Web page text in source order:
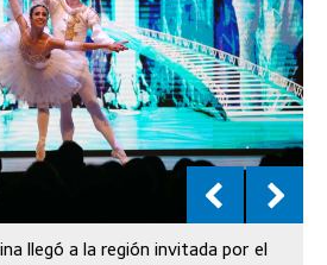
llegó a la región invitada por el